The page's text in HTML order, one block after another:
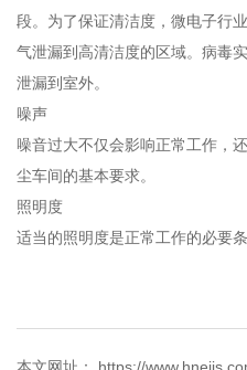
段。为了保证清洁度，微电子行
气泄漏到高清洁度的区域。病毒
泄漏到室外。
噪声
噪音过大不仅会影响正常工作，
尘车间的基本要求。
照明度
适当的照明度是正常工作的必要条